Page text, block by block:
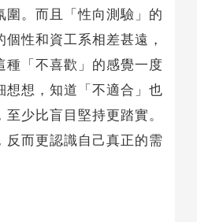
圍。而且「性向測驗」的
性和資工系相差甚遠，
種「不喜歡」的感覺一度
想想，知道「不適合」也
少比盲目堅持更踏實。
反而更認識自己真正的需